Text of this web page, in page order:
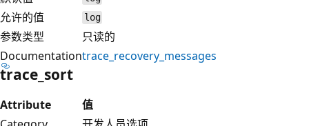
允许的值 log
参数类型
只读的
Documentationtrace_recovery_messages
trace_sort
Attribute
值